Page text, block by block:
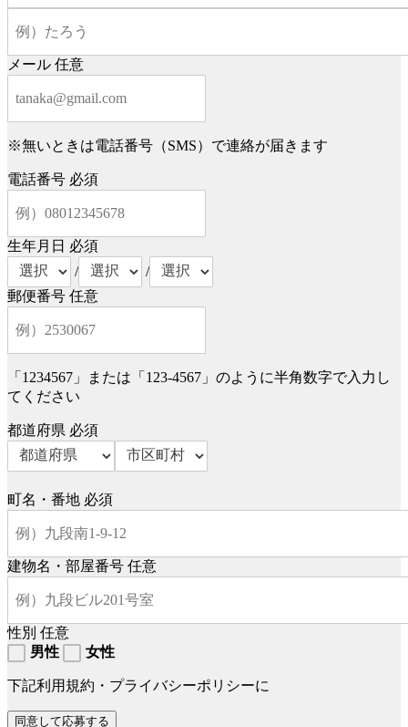
メール 任意
※無いときは電話番号（SMS）で連絡が届きます
電話番号 必須
生年月日 必須
/
/
郵便番号 任意
「1234567」または「123-4567」のように半角数字で入力し
てください
都道府県 必須
町名・番地 必須
建物名・部屋番号 任意
性別 任意
男性
女性
下記利用規約・プライバシーポリシーに